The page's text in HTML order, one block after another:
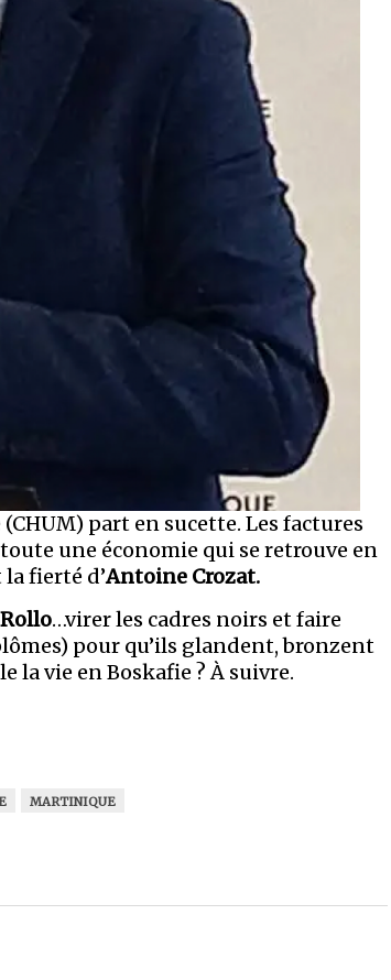
part en sucette. Les factures
une économie qui se retrouve en
fierté d’Antoine Crozat.
…virer les cadres noirs et faire
pour qu’ils glandent, bronzent
la vie en Boskafie ? À suivre.
MARTINIQUE